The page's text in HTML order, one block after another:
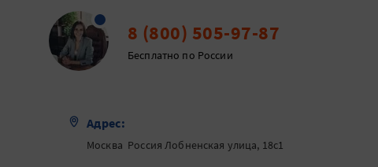
8 (800) 505-97-87
Бесплатно по России
Адрес:
Москва Россия Лобненская улица, 18с1